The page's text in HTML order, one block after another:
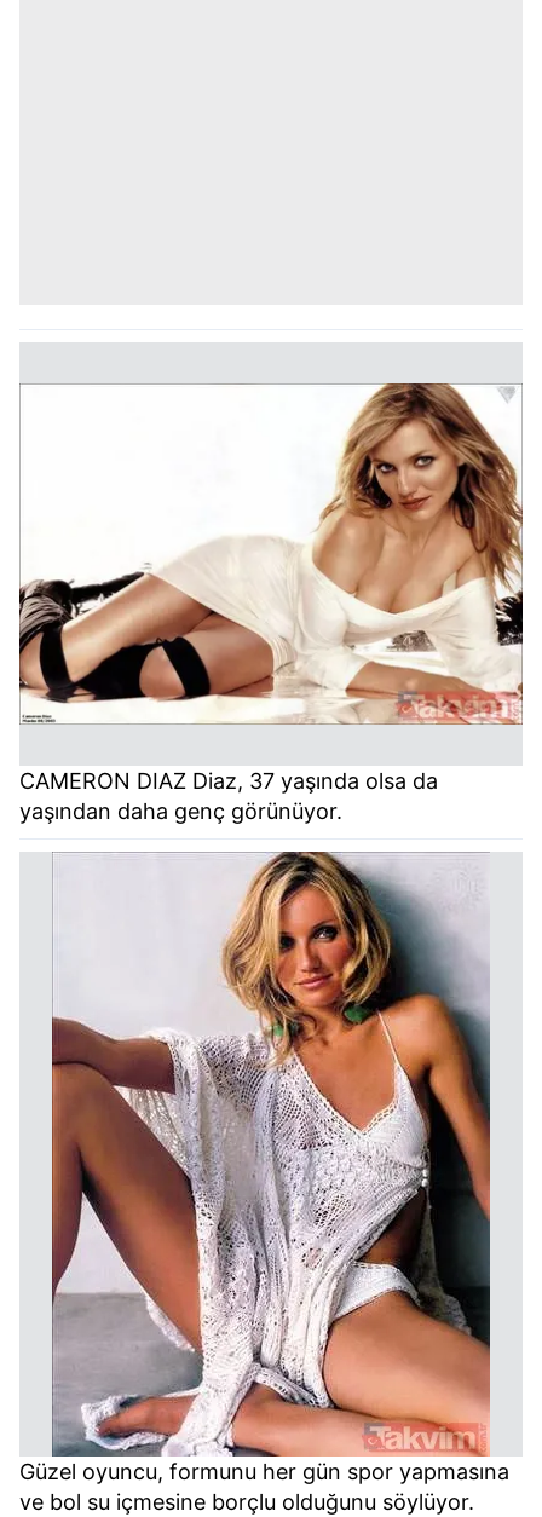
CAMERON DIAZ Diaz, 37 yaşında olsa da
yaşından daha genç görünüyor.
Güzel oyuncu, formunu her gün spor yapmasına
ve bol su içmesine borçlu olduğunu söylüyor.